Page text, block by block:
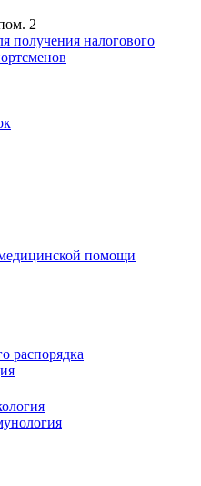
2
получения налогового
помощи
распорядка